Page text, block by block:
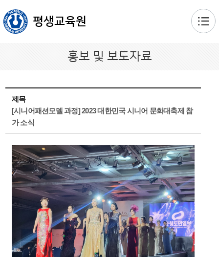
평생교육원
홍보 및 보도자료
제목
[시니어패션모델 과정] 2023 대한민국 시니어 문화대축제 참
가 소식